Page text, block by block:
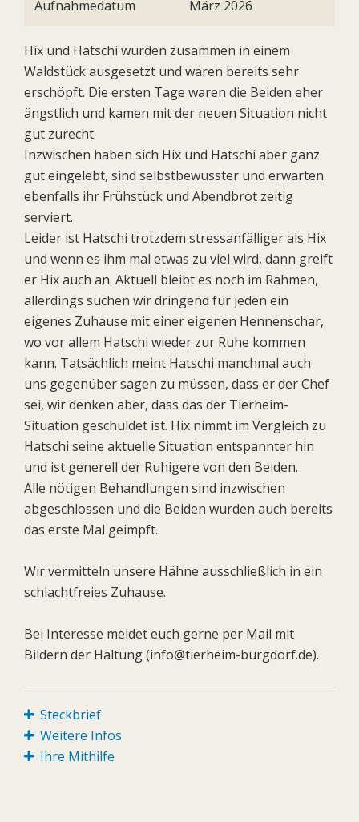
Aufnahmedatum März 2026
Hix und Hatschi wurden zusammen in einem
Waldstück ausgesetzt und waren bereits sehr
erschöpft. Die ersten Tage waren die Beiden eher
ängstlich und kamen mit der neuen Situation nicht
gut zurecht.
Inzwischen haben sich Hix und Hatschi aber ganz
gut eingelebt, sind selbstbewusster und erwarten
ebenfalls ihr Frühstück und Abendbrot zeitig
serviert.
Leider ist Hatschi trotzdem stressanfälliger als Hix
und wenn es ihm mal etwas zu viel wird, dann greift
er Hix auch an. Aktuell bleibt es noch im Rahmen,
allerdings suchen wir dringend für jeden ein
eigenes Zuhause mit einer eigenen Hennenschar,
wo vor allem Hatschi wieder zur Ruhe kommen
kann. Tatsächlich meint Hatschi manchmal auch
uns gegenüber sagen zu müssen, dass er der Chef
sei, wir denken aber, dass das der Tierheim-
Situation geschuldet ist. Hix nimmt im Vergleich zu
Hatschi seine aktuelle Situation entspannter hin
und ist generell der Ruhigere von den Beiden.
Alle nötigen Behandlungen sind inzwischen
abgeschlossen und die Beiden wurden auch bereits
das erste Mal geimpft.
Wir vermitteln unsere Hähne ausschließlich in ein
schlachtfreies Zuhause.
Bei Interesse meldet euch gerne per Mail mit
Bildern der Haltung (info@tierheim-burgdorf.de).
Steckbrief
Weitere Infos
Ihre Mithilfe